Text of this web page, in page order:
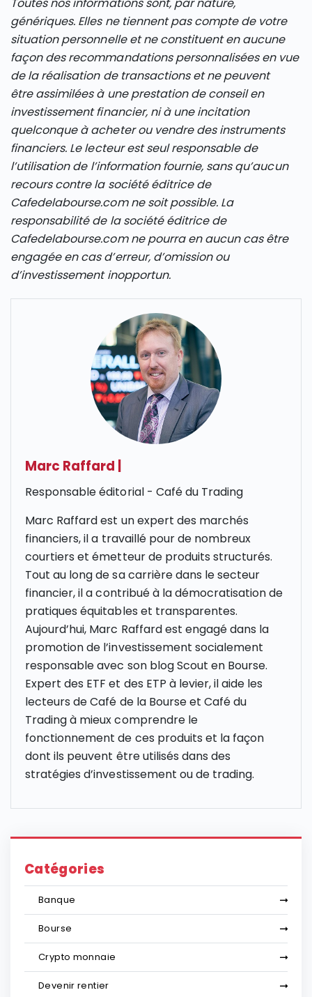
Toutes nos informations sont, par nature,
génériques. Elles ne tiennent pas compte de votre
situation personnelle et ne constituent en aucune
façon des recommandations personnalisées en vue
de la réalisation de transactions et ne peuvent
être assimilées à une prestation de conseil en
investissement financier, ni à une incitation
quelconque à acheter ou vendre des instruments
financiers. Le lecteur est seul responsable de
l’utilisation de l’information fournie, sans qu’aucun
recours contre la société éditrice de
Cafedelabourse.com ne soit possible. La
responsabilité de la société éditrice de
Cafedelabourse.com ne pourra en aucun cas être
engagée en cas d’erreur, d’omission ou
d’investissement inopportun.
Marc Raffard
Responsable éditorial - Café du Trading
Marc Raffard est un expert des marchés
financiers, il a travaillé pour de nombreux
courtiers et émetteur de produits structurés.
Tout au long de sa carrière dans le secteur
financier, il a contribué à la démocratisation de
pratiques équitables et transparentes.
Aujourd’hui, Marc Raffard est engagé dans la
promotion de l’investissement socialement
responsable avec son blog Scout en Bourse.
Expert des ETF et des ETP à levier, il aide les
lecteurs de Café de la Bourse et Café du
Trading à mieux comprendre le
fonctionnement de ces produits et la façon
dont ils peuvent être utilisés dans des
stratégies d’investissement ou de trading.
Catégories
Banque
Bourse
Crypto monnaie
Devenir rentier